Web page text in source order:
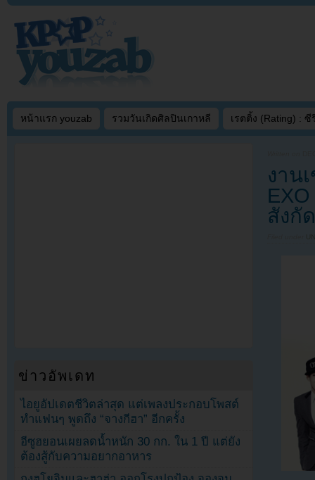
หน้าแรก youzab รวมวันเกิดศิลปินเกาหลี เรตติ้ง (Rating) : ซี
งาน
สังกั
ข่าวอัพเดท
ไอยูอัปเดตชีวิตล่าสุด แต่เพลงประกอบโพสต์
ทำแฟนๆ พูดถึง “จางกีฮา” อีกครั้ง
อีซูฮยอนเผยลดน้ำหนัก 30 กก. ใน 1 ปี แต่ยัง
ต้องสู้กับความอยากอาหาร